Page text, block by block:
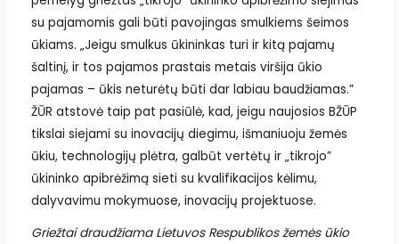
su pajamomis gali būti pavojingas smulkiems šeimos
ūkiams. „Jeigu smulkus ūkininkas turi ir kitą pajamų
šaltinį, ir tos pajamos prastais metais viršija ūkio
pajamas – ūkis neturėtų būti dar labiau baudžiamas.”
ŽŪR atstovė taip pat pasiūlė, kad, jeigu naujosios BŽŪP
tikslai siejami su inovacijų diegimu, išmaniuoju žemės
ūkiu, technologijų plėtra, galbūt vertėtų ir „tikrojo”
ūkininko apibrėžimą sieti su kvalifikacijos kėlimu,
dalyvavimu mokymuose, inovacijų projektuose.
Griežtai draudžiama Lietuvos Respublikos žemės ūkio